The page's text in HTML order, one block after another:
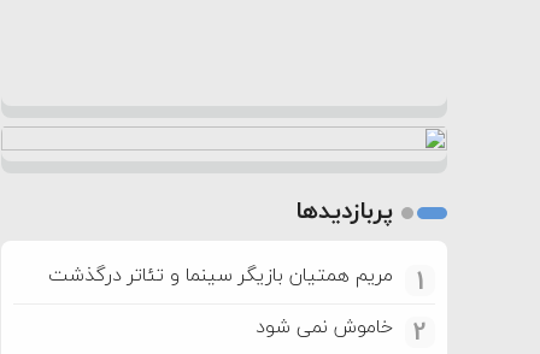
پربازدیدها
1 مریم همتیان بازیگر سینما و تئاتر درگذشت
2 خاموش نمی شود